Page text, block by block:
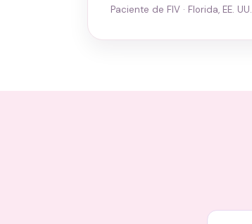
Paciente de FIV · Florida, EE. UU.